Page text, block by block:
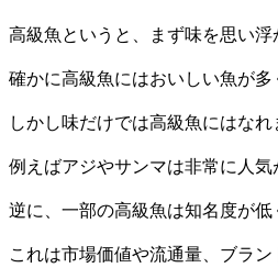
高級魚というと、まず味を思い浮
確かに高級魚にはおいしい魚が多
しかし味だけでは高級魚にはなれ
例えばアジやサンマは非常に人
逆に、一部の高級魚は知名度が低
これは市場価値や流通量、ブラ